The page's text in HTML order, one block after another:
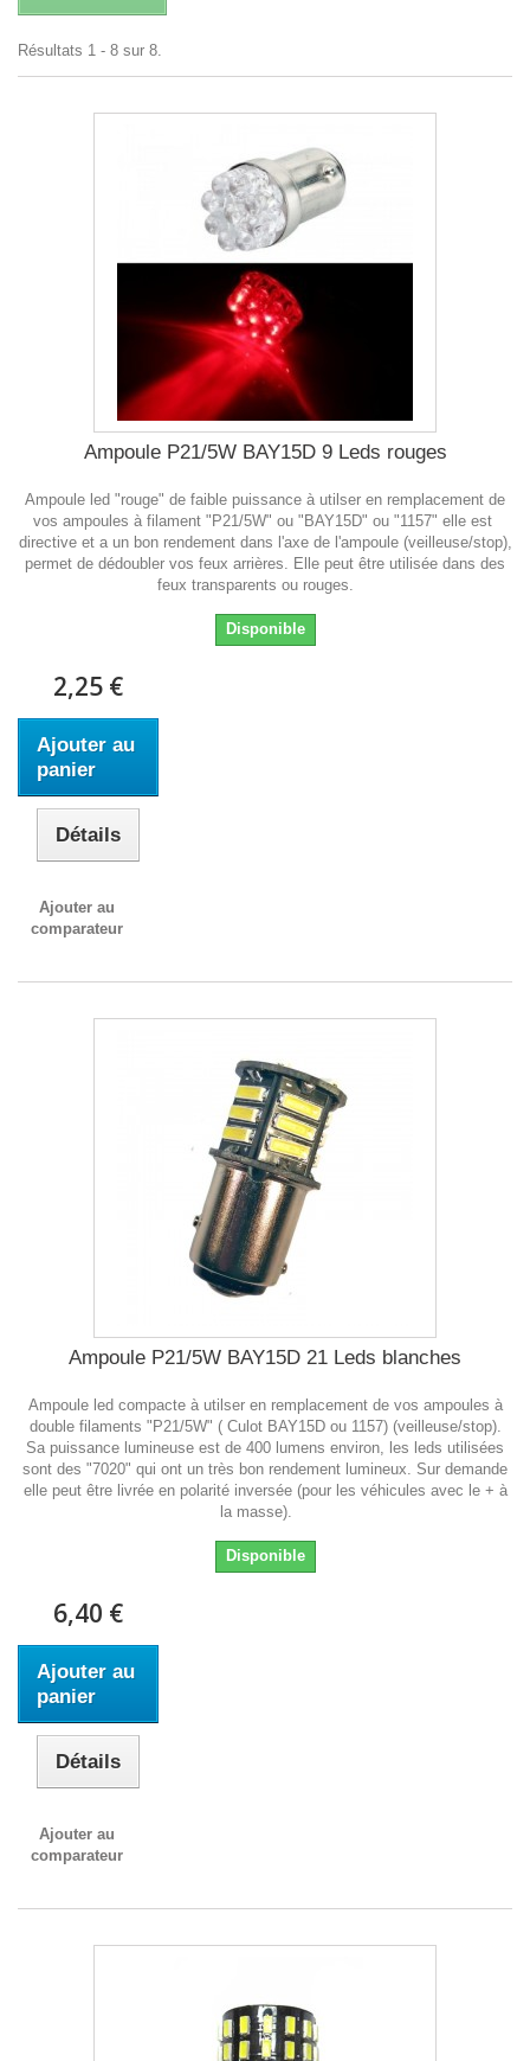
Résultats 1 - 8 sur 8.
Ampoule P21/5W BAY15D 9 Leds rouges
Ampoule led "rouge" de faible puissance à utilser en remplacement de
vos ampoules à filament "P21/5W" ou "BAY15D" ou "1157" elle est
directive et a un bon rendement dans l'axe de l'ampoule (veilleuse/stop),
permet de dédoubler vos feux arrières. Elle peut être utilisée dans des
feux transparents ou rouges.
Disponible
2,25 €
Ajouter au
panier
Détails
Ajouter au
comparateur
Ampoule P21/5W BAY15D 21 Leds blanches
Ampoule led compacte à utilser en remplacement de vos ampoules à
double filaments "P21/5W" ( Culot BAY15D ou 1157) (veilleuse/stop).
Sa puissance lumineuse est de 400 lumens environ, les leds utilisées
sont des "7020" qui ont un très bon rendement lumineux. Sur demande
elle peut être livrée en polarité inversée (pour les véhicules avec le + à
la masse).
Disponible
6,40 €
Ajouter au
panier
Détails
Ajouter au
comparateur